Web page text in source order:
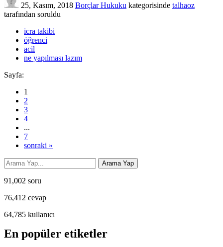
25, Kasım, 2018 Borçlar Hukuku kategorisinde talhaoz
tarafından soruldu
icra takibi
öğrenci
acil
ne yapılması lazım
Sayfa:
1
2
3
4
...
7
sonraki »
91,002 soru
76,412 cevap
64,785 kullanıcı
En popüler etiketler